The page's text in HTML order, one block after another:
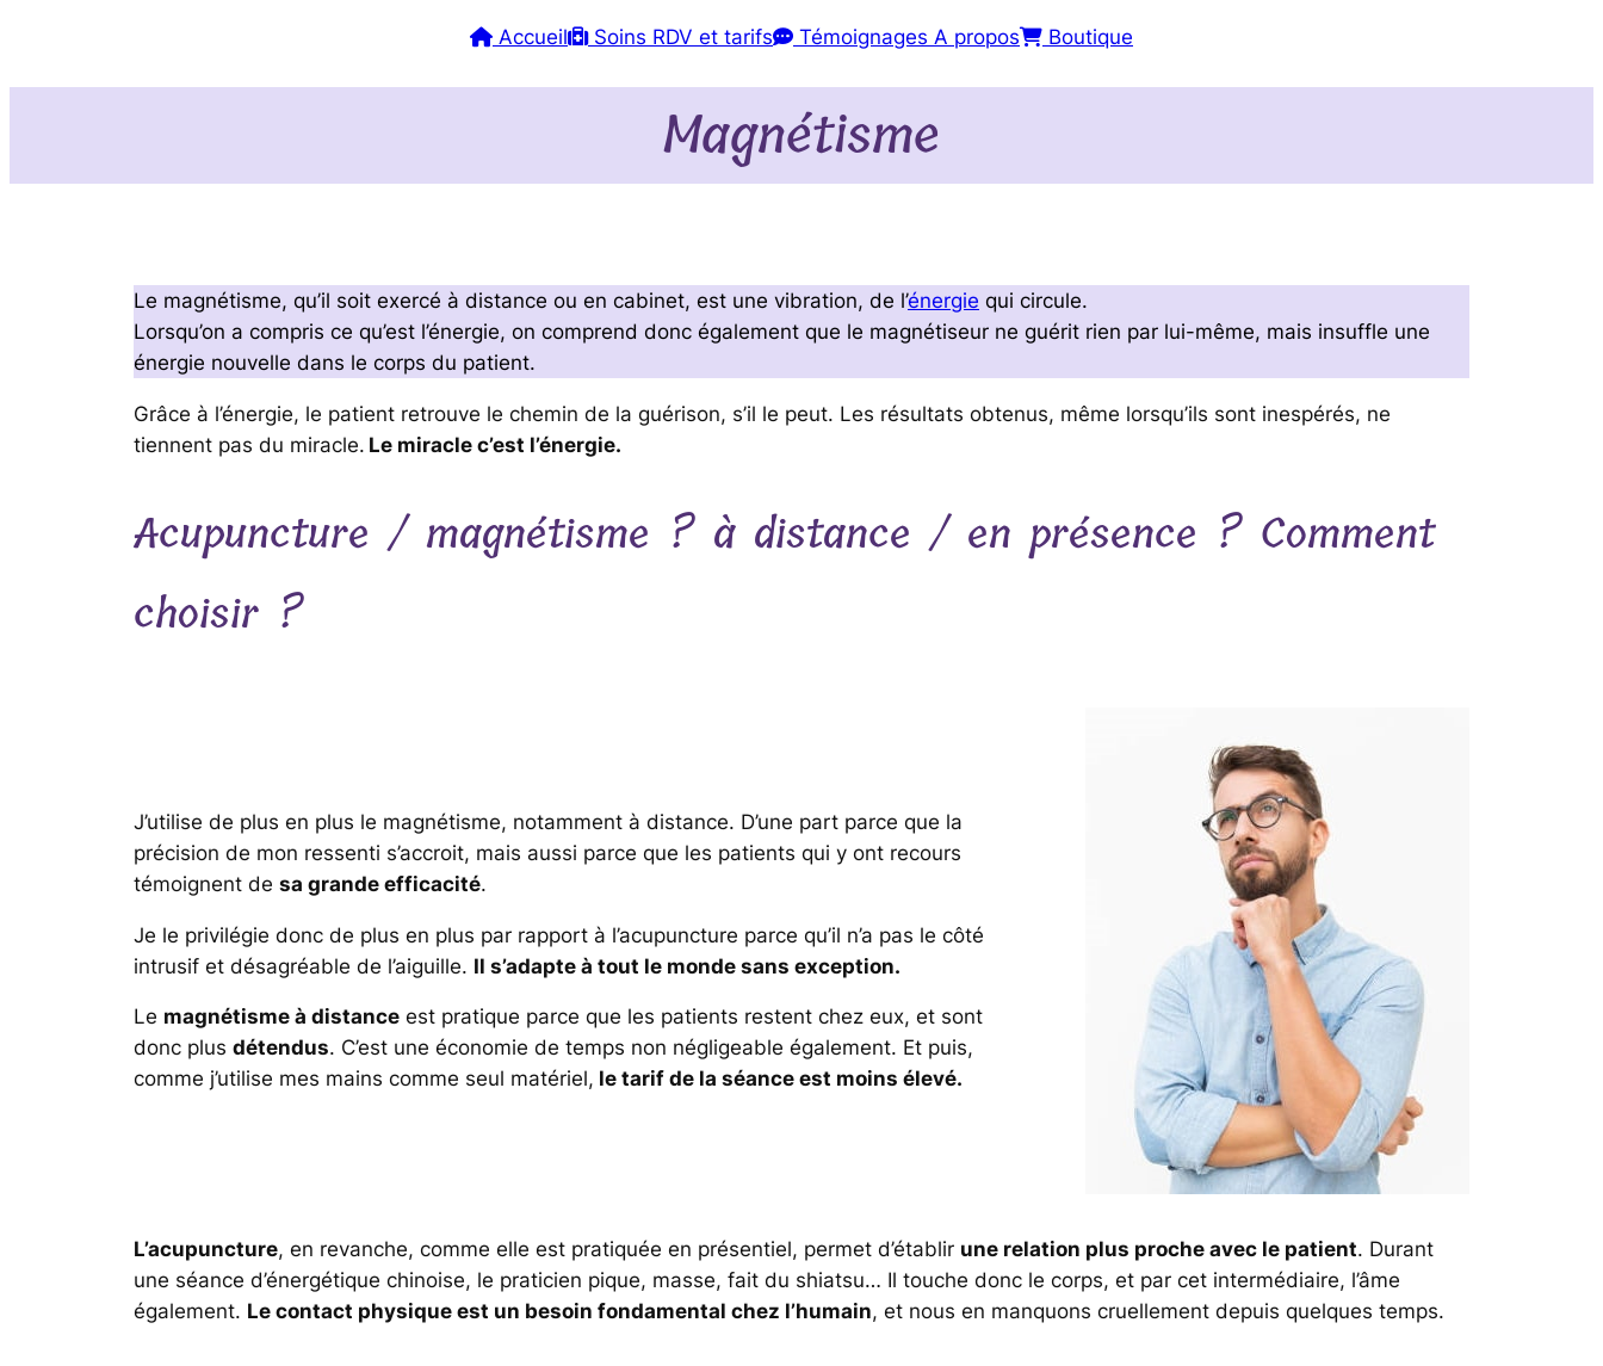
Accueil Soins RDV et tarifs Témoignages A propos Boutique
Magnétisme
Le magnétisme, qu’il soit exercé à distance ou en cabinet, est une vibration, de l’énergie qui circule.
Lorsqu’on a compris ce qu’est l’énergie, on comprend donc également que le magnétiseur ne guérit rien par lui-même, mais insuffle une
énergie nouvelle dans le corps du patient.
Grâce à l’énergie, le patient retrouve le chemin de la guérison, s’il le peut. Les résultats obtenus, même lorsqu’ils sont inespérés, ne
tiennent pas du miracle. Le miracle c’est l’énergie.
Acupuncture / magnétisme ? à distance / en présence ? Comment
choisir ?
J’utilise de plus en plus le magnétisme, notamment à distance. D’une part parce que la
précision de mon ressenti s’accroit, mais aussi parce que les patients qui y ont recours
témoignent de sa grande efficacité.
Je le privilégie donc de plus en plus par rapport à l’acupuncture parce qu’il n’a pas le côté
intrusif et désagréable de l’aiguille. Il s’adapte à tout le monde sans exception.
Le magnétisme à distance est pratique parce que les patients restent chez eux, et sont
donc plus détendus. C’est une économie de temps non négligeable également. Et puis,
comme j’utilise mes mains comme seul matériel, le tarif de la séance est moins élevé.
L’acupuncture, en revanche, comme elle est pratiquée en présentiel, permet d’établir une relation plus proche avec le patient. Durant
une séance d’énergétique chinoise, le praticien pique, masse, fait du shiatsu… Il touche donc le corps, et par cet intermédiaire, l’âme
également. Le contact physique est un besoin fondamental chez l’humain, et nous en manquons cruellement depuis quelques temps.